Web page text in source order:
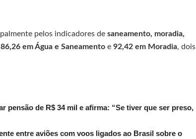
pelos indicadores de saneamento, moradia,
86,26 em Água e Saneamento e 92,42 em Moradia, dois
pensão de R$ 34 mil e afirma: “Se tiver que ser preso,
entre aviões com voos ligados ao Brasil sobre o